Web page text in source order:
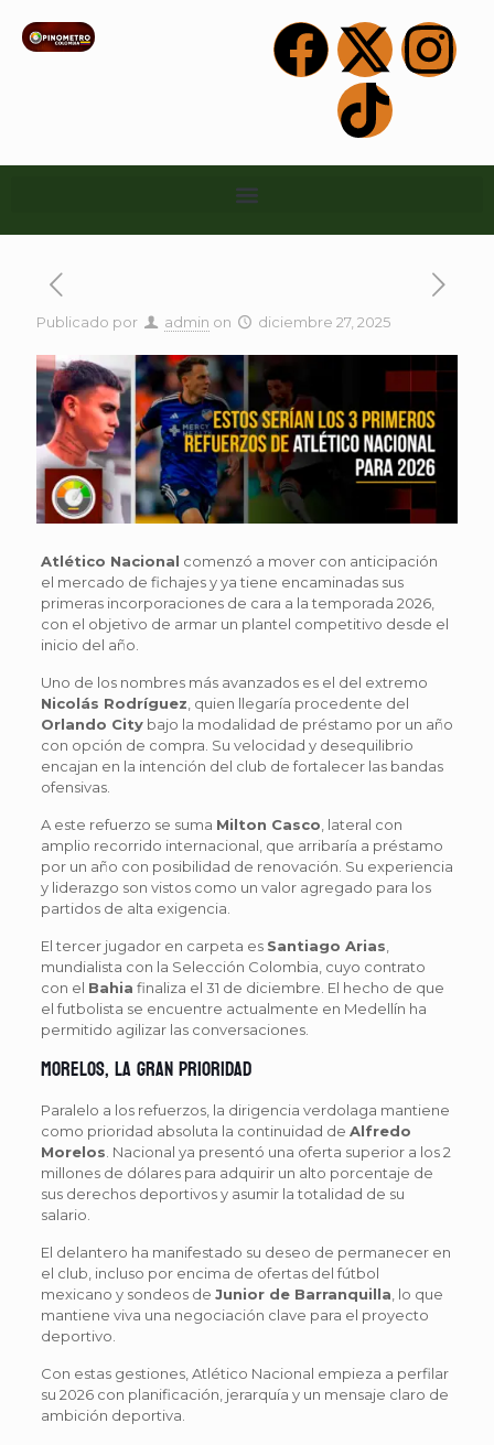
Publicado por admin on diciembre 27, 2025
Atlético Nacional comenzó a mover con anticipación
el mercado de fichajes y ya tiene encaminadas sus
primeras incorporaciones de cara a la temporada 2026,
con el objetivo de armar un plantel competitivo desde el
inicio del año.
Uno de los nombres más avanzados es el del extremo
Nicolás Rodríguez , quien llegaría procedente del
Orlando Citybajo la modalidad de préstamo por un año
con opción de compra. Su velocidad y desequilibrio
encajan en la intención del club de fortalecer las bandas
ofensivas.
A este refuerzo se suma Milton Casco , lateral con
amplio recorrido internacional, que arribaría a préstamo
por un año con posibilidad de renovación. Su experiencia
y liderazgo son vistos como un valor agregado para los
partidos de alta exigencia.
El tercer jugador en carpeta es Santiago Arias
mundialista con la Selección Colombia, cuyo contrato
con el Bahia finaliza el 31 de diciembre. El hecho de que
el futbolista se encuentre actualmente en Medellín ha
permitido agilizar las conversaciones.
Morelos, la gran prioridad
Paralelo a los refuerzos, la dirigencia verdolaga mantiene
como prioridad absoluta la continuidad de Alfredo
Morelos . Nacional ya presentó una oferta superior a los 2
millones de dólares para adquirir un alto porcentaje de
sus derechos deportivos y asumir la totalidad de su
salario.
El delantero ha manifestado su deseo de permanecer en
el club, incluso por encima de ofertas del fútbol
mexicano y sondeos de Junior de Barranquilla , lo que
mantiene viva una negociación clave para el proyecto
deportivo.
Con estas gestiones, Atlético Nacional empieza a perfilar
su 2026 con planificación, jerarquía y un mensaje claro de
ambición deportiva.